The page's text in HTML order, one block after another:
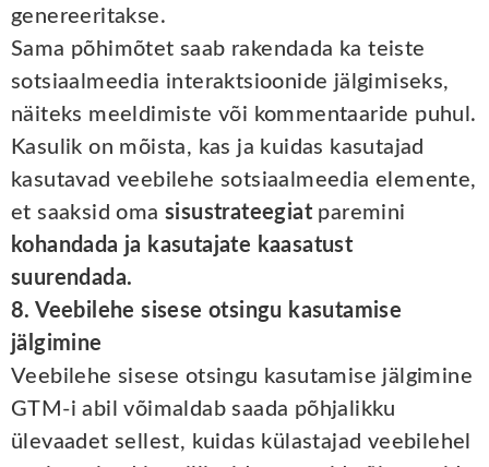
genereeritakse.
Sama põhimõtet saab rakendada ka teiste
sotsiaalmeedia interaktsioonide jälgimiseks,
näiteks meeldimiste või kommentaaride puhul.
Kasulik on mõista, kas ja kuidas kasutajad
kasutavad veebilehe sotsiaalmeedia elemente,
et saaksid oma sisustrateegiat paremini
kohandada ja kasutajate kaasatust
suurendada.
8. Veebilehe sisese otsingu kasutamise
jälgimine
Veebilehe sisese otsingu kasutamise jälgimine
GTM-i abil võimaldab saada põhjalikku
ülevaadet sellest, kuidas külastajad veebilehel